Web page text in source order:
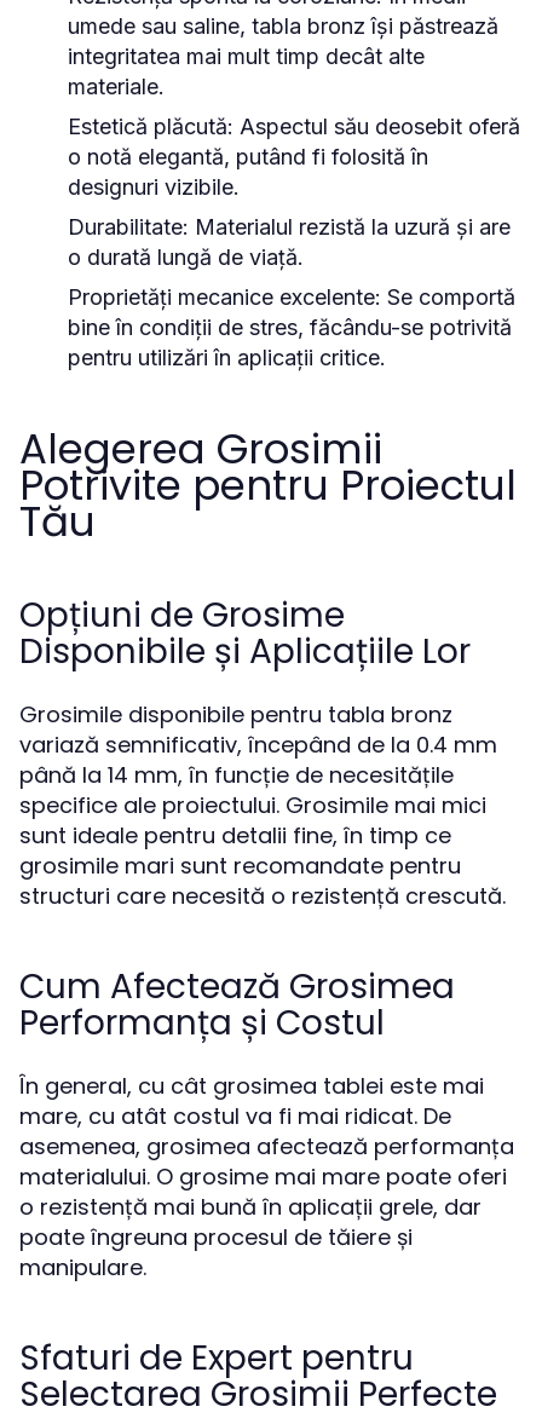
umede sau saline, tabla bronz își păstrează
integritatea mai mult timp decât alte
materiale.
Estetică plăcută: Aspectul său deosebit oferă
o notă elegantă, putând fi folosită în
designuri vizibile.
Durabilitate: Materialul rezistă la uzură și are
o durată lungă de viață.
Proprietăți mecanice excelente: Se comportă
bine în condiții de stres, făcându-se potrivită
pentru utilizări în aplicații critice.
Alegerea Grosimii
Potrivite pentru Proiectul
Tău
Opțiuni de Grosime
Disponibile și Aplicațiile Lor
Grosimile disponibile pentru tabla bronz
variază semnificativ, începând de la 0.4 mm
până la 14 mm, în funcție de necesitățile
specifice ale proiectului. Grosimile mai mici
sunt ideale pentru detalii fine, în timp ce
grosimile mari sunt recomandate pentru
structuri care necesită o rezistență crescută.
Cum Afectează Grosimea
Performanța și Costul
În general, cu cât grosimea tablei este mai
mare, cu atât costul va fi mai ridicat. De
asemenea, grosimea afectează performanța
materialului. O grosime mai mare poate oferi
o rezistență mai bună în aplicații grele, dar
poate îngreuna procesul de tăiere și
manipulare.
Sfaturi de Expert pentru
Selectarea Grosimii Perfecte